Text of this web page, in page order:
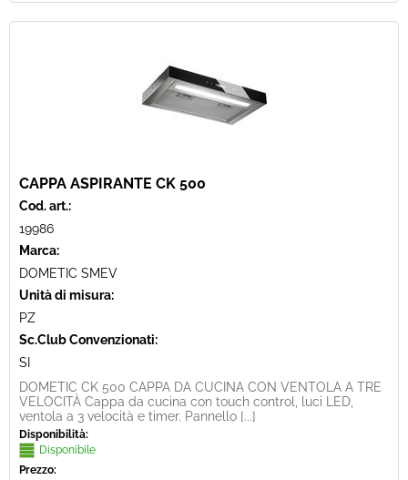
CAPPA ASPIRANTE CK 500
Cod. art.:
19986
Marca:
DOMETIC SMEV
Unità di misura:
PZ
Sc.Club Convenzionati:
SI
DOMETIC CK 500 CAPPA DA CUCINA CON VENTOLA A TRE
VELOCITÀ Cappa da cucina con touch control, luci LED,
ventola a 3 velocità e timer. Pannello [...]
Disponibilità:
Disponibile
Prezzo: